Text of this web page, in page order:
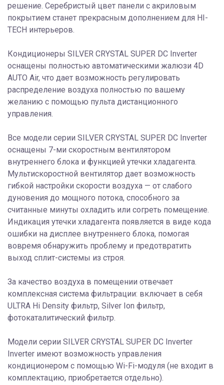
решение. Серебристый цвет панели с акриловым
покрытием станет прекрасным дополнением для HI-
TECH интерьеров.
Кондиционеры SILVER CRYSTAL SUPER DC Inverter
оснащены полностью автоматическими жалюзи 4D
AUTO Air, что дает возможность регулировать
распределение воздуха полностью по вашему
желанию с помощью пульта дистанционного
управления.
Все модели серии SILVER CRYSTAL SUPER DC Inverter
оснащены 7-ми скоростным вентилятором
внутреннего блока и функцией утечки хладагента.
Мультискоростной вентилятор дает возможность
гибкой настройки скорости воздуха — от слабого
дуновения до мощного потока, способного за
считанные минуты охладить или согреть помещение.
Индикация утечки хладагента появляется в виде кода
ошибки на дисплее внутреннего блока, помогая
вовремя обнаружить проблему и предотвратить
выход сплит-системы из строя.
За качество воздуха в помещении отвечает
комплексная система фильтрации: включает в себя
ULTRA Hi Density фильтр, Silver Ion фильтр,
фотокаталитический фильтр.
Модели серии SILVER CRYSTAL SUPER DC Inverter
Inverter имеют возможность управления
кондиционером с помощью Wi-Fi-модуля (не входит в
комплектацию, приобретается отдельно).